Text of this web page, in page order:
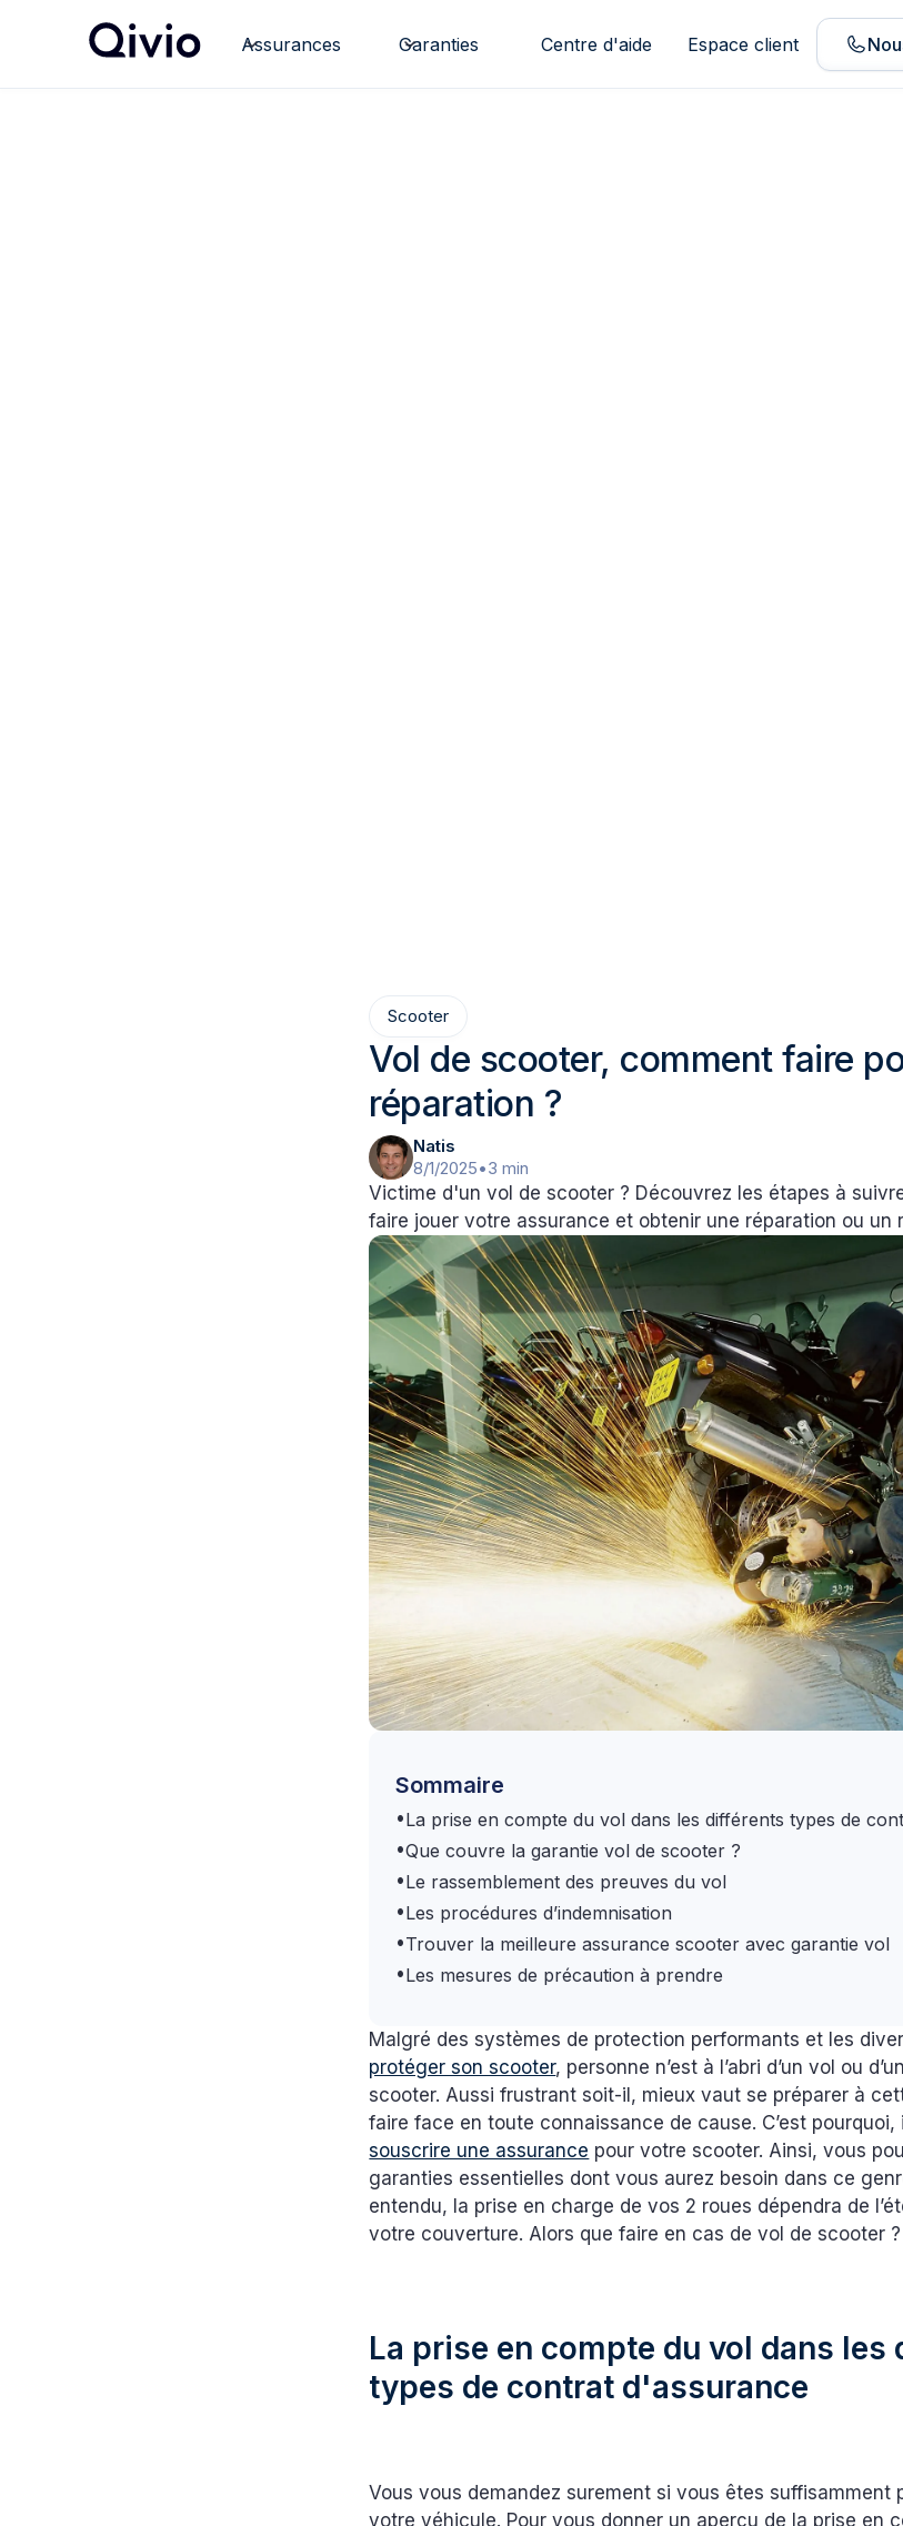
Assurances Garanties Centre d'aide Espace client
Scooter
Vol de scooter, comment faire
réparation ?
Natis
8/1/2025•3 min
Victime d'un vol de scooter ? Découvrez les étapes à
faire jouer votre assurance et obtenir une réparation ou un
Sommaire
•La prise en compte du vol dans les différents types de
•Que couvre la garantie vol de scooter ?
•Le rassemblement des preuves du vol
•Les procédures d’indemnisation
•Trouver la meilleure assurance scooter avec garantie vol
•Les mesures de précaution à prendre
Malgré des systèmes de protection performants et les
protéger son scooter, personne n’est à l’abri d’un vol ou
scooter. Aussi frustrant soit-il, mieux vaut se préparer à
faire face en toute connaissance de cause. C’est
souscrire une assurance pour votre scooter. Ainsi, vous
garanties essentielles dont vous aurez besoin dans ce
entendu, la prise en charge de vos 2 roues dépendra de
votre couverture. Alors que faire en cas de vol de scooter ?
La prise en compte du vol dans les
types de contrat d'assurance
Vous vous demandez surement si vous êtes suffisamment
votre véhicule. Pour vous donner un aperçu de la prise en